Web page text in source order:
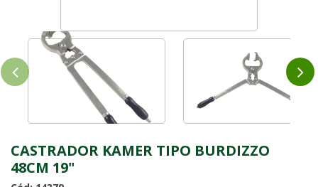
CASTRADOR KAMER TIPO BURDIZZO
48CM 19"